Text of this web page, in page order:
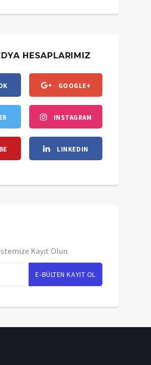
HESAPLARIMIZ
GOOGLE+
INSTAGRAM
LINKEDIN
Kayıt Olun.